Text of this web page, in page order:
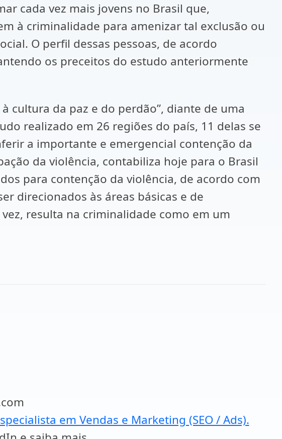
cada vez mais jovens no Brasil que,
à criminalidade para amenizar tal exclusão ou
O perfil dessas pessoas, de acordo
os preceitos do estudo anteriormente
cultura da paz e do perdão”, diante de uma
realizado em 26 regiões do país, 11 delas se
a importante e emergencial contenção da
da violência, contabiliza hoje para o Brasil
para contenção da violência, de acordo com
direcionados às áreas básicas e de
resulta na criminalidade como em um
em Vendas e Marketing (SEO / Ads).